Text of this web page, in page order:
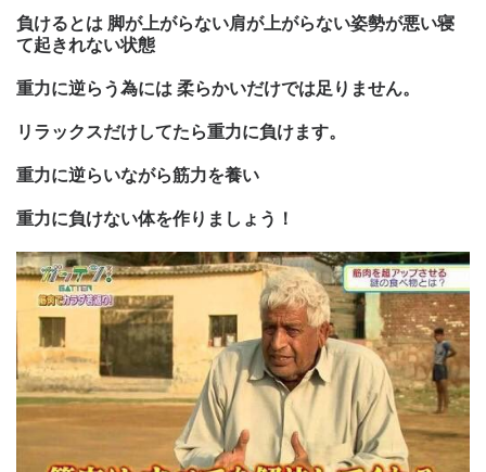
負けるとは 脚が上がらない肩が上がらない姿勢が悪い寝
て起きれない状態
重力に逆らう為には 柔らかいだけでは足りません。
リラックスだけしてたら重力に負けます。
重力に逆らいながら筋力を養い
重力に負けない体を作りましょう！